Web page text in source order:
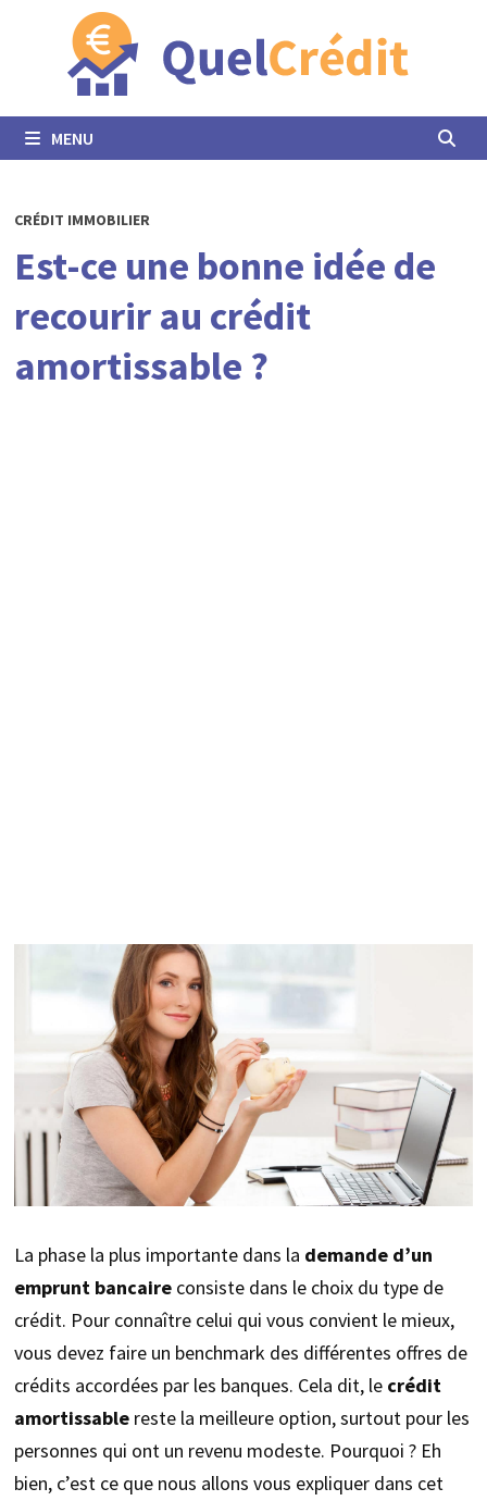
MENU
CRÉDIT IMMOBILIER
Est-ce une bonne idée de
recourir au crédit
amortissable ?
La phase la plus importante dans la demande d’un
emprunt bancaireconsiste dans le choix du type de
crédit. Pour connaître celui qui vous convient le mieux,
vous devez faire un benchmark des différentes offres de
crédits accordées par les banques. Cela dit, le crédit
amortissablereste la meilleure option, surtout pour les
personnes qui ont un revenu modeste. Pourquoi ? Eh
bien, c’est ce que nous allons vous expliquer dans cet